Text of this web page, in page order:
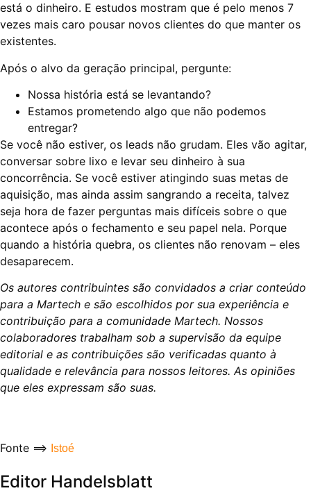
está o dinheiro. E estudos mostram que é pelo menos 7
vezes mais caro pousar novos clientes do que manter os
existentes.
Após o alvo da geração principal, pergunte:
Nossa história está se levantando?
Estamos prometendo algo que não podemos
entregar?
Se você não estiver, os leads não grudam. Eles vão agitar,
conversar sobre lixo e levar seu dinheiro à sua
concorrência. Se você estiver atingindo suas metas de
aquisição, mas ainda assim sangrando a receita, talvez
seja hora de fazer perguntas mais difíceis sobre o que
acontece após o fechamento e seu papel nela. Porque
quando a história quebra, os clientes não renovam – eles
desaparecem.
Os autores contribuintes são convidados a criar conteúdo
para a Martech e são escolhidos por sua experiência e
contribuição para a comunidade Martech. Nossos
colaboradores trabalham sob a supervisão da equipe
editorial e as contribuições são verificadas quanto à
qualidade e relevância para nossos leitores. As opiniões
que eles expressam são suas.
Fonte ==> Istoé
Editor Handelsblatt